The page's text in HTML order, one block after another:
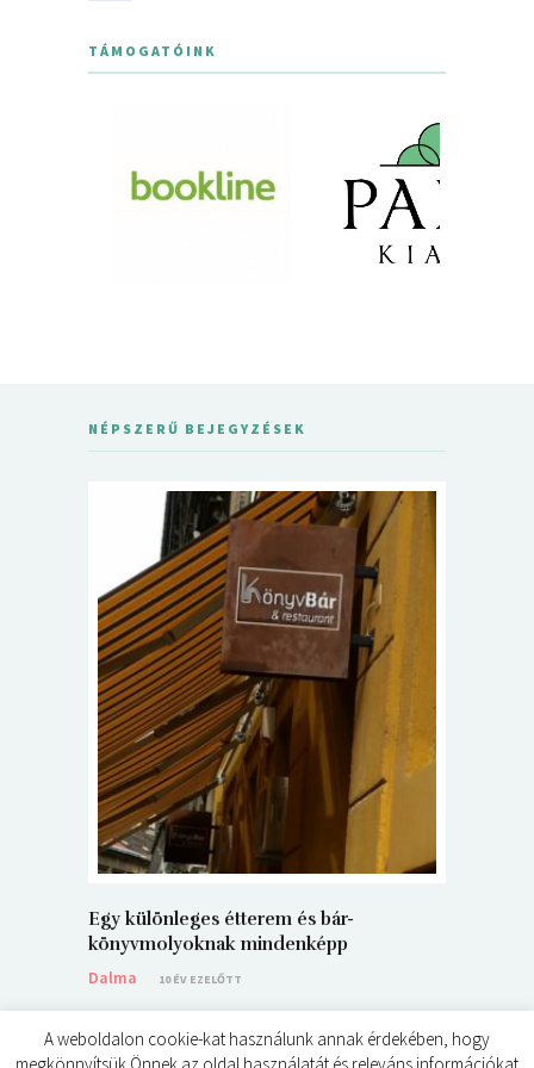
TÁMOGATÓINK
NÉPSZERŰ BEJEGYZÉSEK
Egy különleges étterem és bár-
könyvmolyoknak mindenképp
Dalma
10 ÉV EZELŐTT
A weboldalon cookie-kat használunk annak érdekében, hogy